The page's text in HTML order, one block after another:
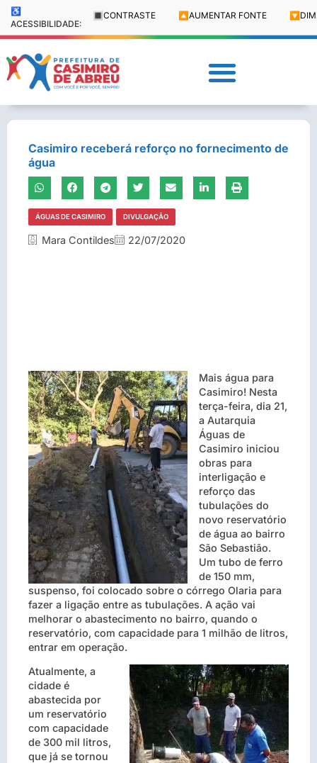
♿
ACESSIBILIDADE:
🔳 CONTRASTE 🔼 AUMENTAR FONTE 🔽
Casimiro receberá reforço no fornecimento de
água
ÁGUAS DE CASIMIRO DIVULGAÇÃO
Mara Contildes 22/07/2020
Mais água para
Casimiro! Nesta
terça-feira, dia 21,
a Autarquia
Águas de
Casimiro iniciou
obras para
interligação e
reforço das
tubulações do
novo reservatório
de água ao bairro
São Sebastião.
Um tubo de ferro
de 150 mm,
suspenso, foi colocado sobre o córrego Olaria para
fazer a ligação entre as tubulações. A ação vai
melhorar o abastecimento no bairro, quando o
reservatório, com capacidade para 1 milhão de litros,
entrar em operação.
Atualmente, a
cidade é
abastecida por
um reservatório
com capacidade
de 300 mil litros,
que já se tornou